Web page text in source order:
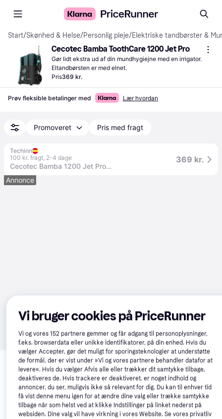
Start/Skønhed & Helse/Personlig pleje/Elektriske tandbørster &
Cecotec Bamba ToothCare 1200 Jet Pro
Gør lidt ekstra ud af din mundhygiejne med en irrigator.
Eltandbørsten er med elnet.
Pris369 kr.
Prøv fleksible betalinger med Lær hvordan
Promoveret Pris med fragt
Techinn
100 kr. fragt, 2-4 dage
Cecotec Bamba 1200 Jet Pro V Tandvandssprøjte
369 kr.
Annonce
Relaterede produkter
Se vores forslag til andre produkter, der matcher dine
interesser. Vis alle
Vi bruger cookies på PriceRunner
Vi og vores 152 partnere gemmer og får adgang til personoplysninger,
f.eks. browserdata eller unikke identifikatorer, på din enhed. Hvis du
vælger Accepter, gør det muligt for sporingsteknologier at understøtte
de formål, der er vist under »Vi og vores partnere behandler datafor at
levere«. Hvis du vælger Afvis alle eller trækker dit samtykke tilbage,
deaktiveres de. Hvis trackere er deaktiveret, er noget indhold og
annoncer, du ser, muligvis ikke så relevant for dig. Du kan til enhver tid
få vist denne menu igen for at ændre dine valg eller trække samtykke
tilbage når som helst ved at klikke Indstillinger på linket nederst på
websiden. Dine valg vil have virkning i vores Website. Se vores privatliv